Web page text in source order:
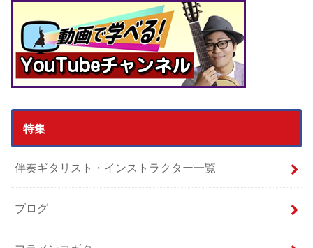
特集
伴奏ギタリスト・インストラクター一覧
ブログ